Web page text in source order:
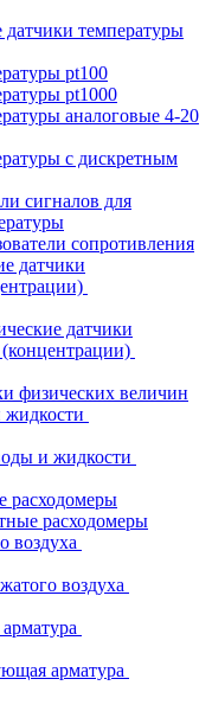
датчики температуры
pt100
pt1000
аналоговые 4-20
с дискретным
сигналов для
сопротивления
датчики
датчики
физических величин
и жидкости
расходомеры
расходомеры
воздуха
воздуха
арматура